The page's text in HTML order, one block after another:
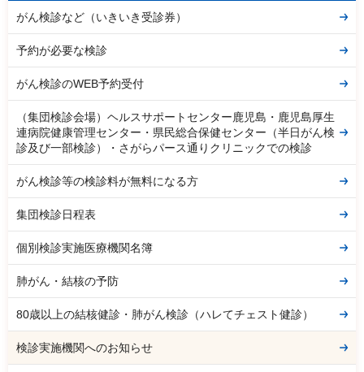
がん検診など（いきいき受診券）
予約が必要な検診
がん検診のWEB予約受付
（集団検診会場）ヘルスサポートセンター鹿児島・鹿児島厚生
連病院健康管理センター・県民総合保健センター（半日がん検
診及び一部検診）・さがらパース通りクリニックでの検診
がん検診等の検診料が無料になる方
集団検診日程表
個別検診実施医療機関名簿
肺がん・結核の予防
80歳以上の結核健診・肺がん検診（ハレてチェスト健診）
検診実施機関へのお知らせ